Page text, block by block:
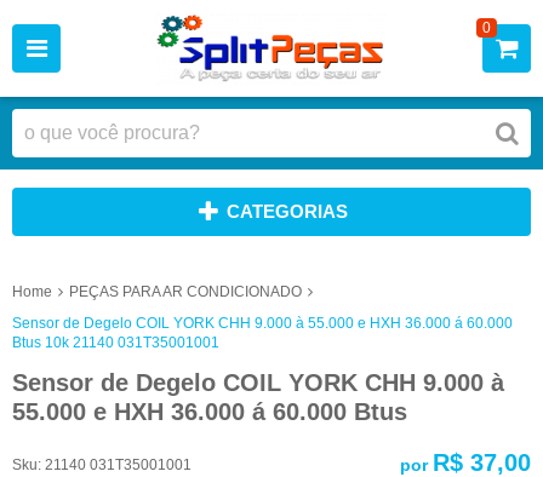
0
CATEGORIAS
Home
PEÇAS PARA AR CONDICIONADO
Sensor de Degelo COIL YORK CHH 9.000 à 55.000 e HXH 36.000 á 60.000
Btus 10k 21140 031T35001001
Sensor de Degelo COIL YORK CHH 9.000 à
55.000 e HXH 36.000 á 60.000 Btus
Sku: 21140 031T35001001
por R$ 37,00